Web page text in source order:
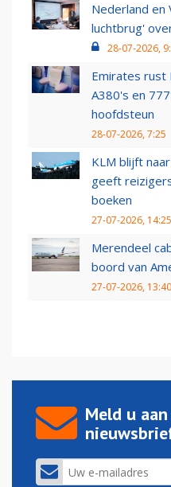
Nederland en
luchtbrug'
28-07-2026,
Emirates rust
A380's en
hoofdsteun
28-07-2026, 7:25
KLM blijft
geeft
boeken
27-07-2026, 14:25
Merendeel
boord van
27-07-2026, 13:40
Meld u